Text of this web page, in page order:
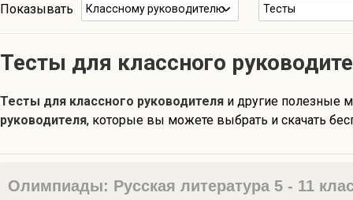
Показывать Классному руководителю Тесты
Тесты для классного
Тесты для классного руководителя и другие полезные
руководителя, которые вы можете выбрать и скачать
Олимпиады: Русская литература 5 - 11